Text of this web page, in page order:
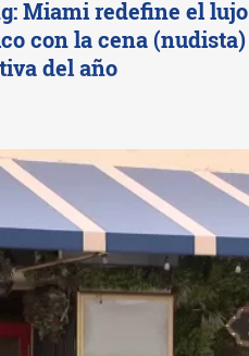
Miami redefine el lujo
con la cena (nudista)
del año